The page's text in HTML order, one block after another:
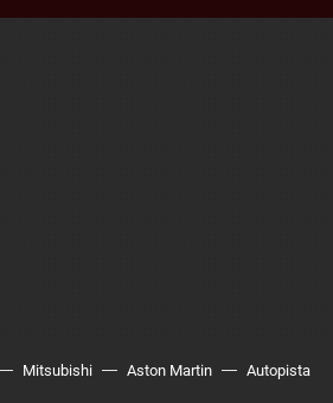
Mitsubishi Aston Martin Autopista